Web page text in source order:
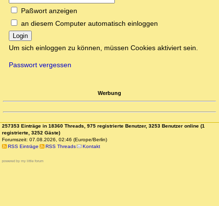
Paßwort anzeigen
an diesem Computer automatisch einloggen
Login
Um sich einloggen zu können, müssen Cookies aktiviert sein.
Passwort vergessen
Werbung
257353 Einträge in 18360 Threads, 975 registrierte Benutzer, 3253 Benutzer online (1
registrierte, 3252 Gäste)
Forumszeit: 07.08.2026, 02:46 (Europe/Berlin)
RSS Einträge
RSS Threads Kontakt
powered by my little forum